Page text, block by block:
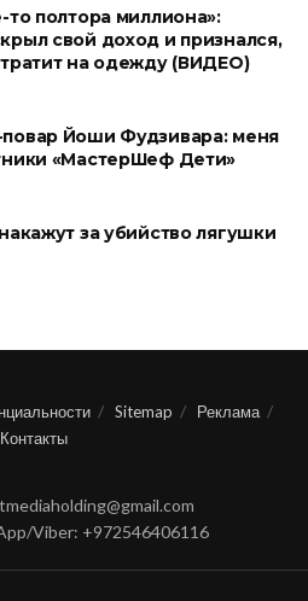
то полтора миллиона»:
свой доход и признался,
на одежду (ВИДЕО)
Йоши Фудзивара: меня
«МастерШеф Дети»
за убийство лягушки
Sitemap
Реклама
Контакты
Viber: +972546406116